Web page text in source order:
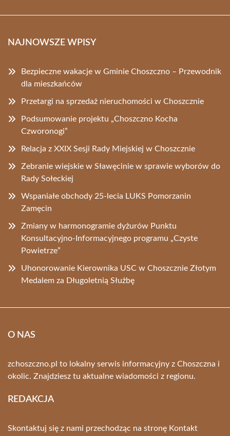
NAJNOWSZE WPISY
Bezpieczne wakacje w Gminie Choszczno – Przewodnik
dla mieszkańców
Przetargi na sprzedaż nieruchomości w Choszcznie
Podsumowanie projektu „Choszczno Kocha
Czworonogi”
Relacja z XXIX Sesji Rady Miejskiej w Choszcznie
Zebranie wiejskie w Sławęcinie w sprawie wyborów do
Rady Sołeckiej
Wspaniałe obchody 25-lecia LUKS Pomorzanin
Zamęcin
Zmiany w harmonogramie dyżurów Punktu
Konsultacyjno-Informacyjnego programu „Czyste
Powietrze”
Uhonorowanie Kierownika USC w Choszcznie Złotym
Medalem za Długoletnią Służbę
O NAS
zchoszczno.pl to lokalny serwis informacyjny z Choszczna i
okolic. Znajdziesz tu aktualne wiadomości z regionu.
REDAKCJA
Skontaktuj się z nami przechodząc na stronę Kontakt